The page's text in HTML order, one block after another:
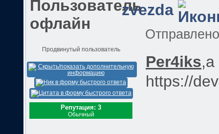
zvezda
Продвинутый пользователь
Репутация: 3
Обычный
Per4iks,а
https://